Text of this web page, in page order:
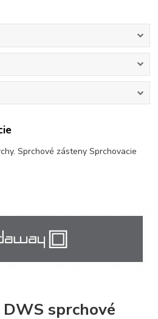
Sprchové zásteny Sprchovacie
sprchové